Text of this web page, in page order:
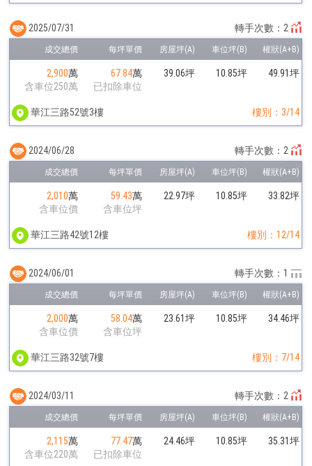
2,900萬
含車位250萬
67.84萬
已扣除車位
39.06坪 10.85坪 49.91坪
華江三路52號3樓 樓別：3/14
2025/07/31 轉手次數：2
2,010萬
含車位價
59.43萬
含車位坪
22.97坪 10.85坪 33.82坪
華江三路42號12樓 樓別：12/14
2024/06/28 轉手次數：2
2,000萬
含車位價
58.04萬
含車位坪
23.61坪 10.85坪 34.46坪
華江三路32號7樓 樓別：7/14
2024/06/01 轉手次數：1
2,115萬
含車位220萬
77.47萬
已扣除車位
24.46坪 10.85坪 35.31坪
2024/03/11 轉手次數：2